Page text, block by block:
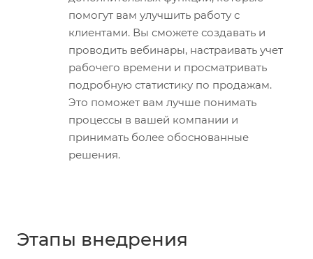
помогут вам улучшить работу с
клиентами. Вы сможете создавать и
проводить вебинары, настраивать учет
рабочего времени и просматривать
подробную статистику по продажам.
Это поможет вам лучше понимать
процессы в вашей компании и
принимать более обоснованные
решения.
Этапы внедрения